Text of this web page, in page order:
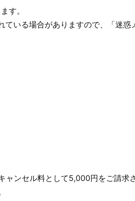
す。
いる場合がありますので、「迷
ンセル料として5,000円をご請求